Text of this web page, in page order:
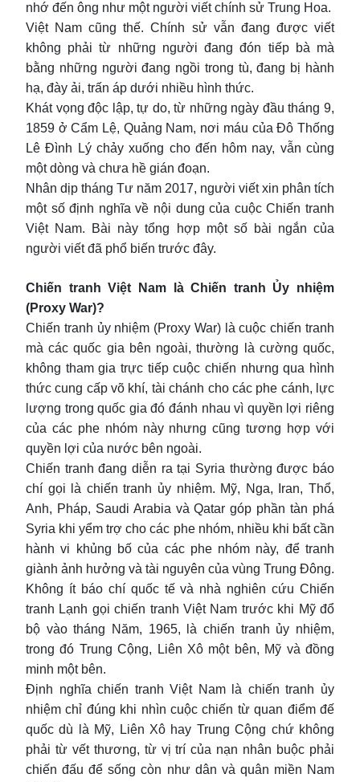
nhớ đến ông như một người viết chính sử Trung Hoa.
Việt Nam cũng thế. Chính sử vẫn đang được viết
không phải từ những người đang đón tiếp bà mà
bằng những người đang ngồi trong tù, đang bị hành
hạ, đày ải, trấn áp dưới nhiều hình thức.
Khát vọng độc lập, tự do, từ những ngày đầu tháng 9,
1859 ở Cẩm Lệ, Quảng Nam, nơi máu của Đô Thống
Lê Đình Lý chảy xuống cho đến hôm nay, vẫn cùng
một dòng và chưa hề gián đoạn.
Nhân dịp tháng Tư năm 2017, người viết xin phân tích
một số định nghĩa về nội dung của cuộc Chiến tranh
Việt Nam. Bài này tổng hợp một số bài ngắn của
người viết đã phổ biến trước đây.
Chiến tranh Việt Nam là Chiến tranh Ủy nhiệm
(Proxy War)?
Chiến tranh ủy nhiệm (Proxy War) là cuộc chiến tranh
mà các quốc gia bên ngoài, thường là cường quốc,
không tham gia trực tiếp cuộc chiến nhưng qua hình
thức cung cấp võ khí, tài chánh cho các phe cánh, lực
lượng trong quốc gia đó đánh nhau vì quyền lợi riêng
của các phe nhóm này nhưng cũng tương hợp với
quyền lợi của nước bên ngoài.
Chiến tranh đang diễn ra tại Syria thường được báo
chí gọi là chiến tranh ủy nhiệm. Mỹ, Nga, Iran, Thổ,
Anh, Pháp, Saudi Arabia và Qatar góp phần tàn phá
Syria khi yểm trợ cho các phe nhóm, nhiều khi bất cần
hành vi khủng bố của các phe nhóm này, để tranh
giành ảnh hưởng và tài nguyên của vùng Trung Đông.
Không ít báo chí quốc tế và nhà nghiên cứu Chiến
tranh Lạnh gọi chiến tranh Việt Nam trước khi Mỹ đổ
bộ vào tháng Năm, 1965, là chiến tranh ủy nhiệm,
trong đó Trung Cộng, Liên Xô một bên, Mỹ và đồng
minh một bên.
Định nghĩa chiến tranh Việt Nam là chiến tranh ủy
nhiệm chỉ đúng khi nhìn cuộc chiến từ quan điểm đế
quốc dù là Mỹ, Liên Xô hay Trung Cộng chứ không
phải từ vết thương, từ vị trí của nạn nhân buộc phải
chiến đấu để sống còn như dân và quân miền Nam